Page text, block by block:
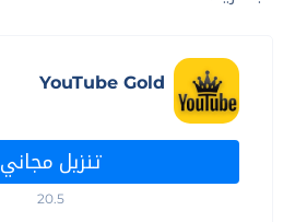
YouTube Gold
تنزيل مجاني
20.5